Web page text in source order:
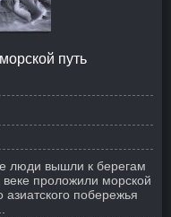
путь
люди вышли к берегам
проложили морской
побережья